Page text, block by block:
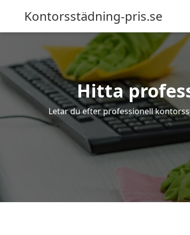
Kontorsstädning-pris.se
Hitta
Letar du efter professionell